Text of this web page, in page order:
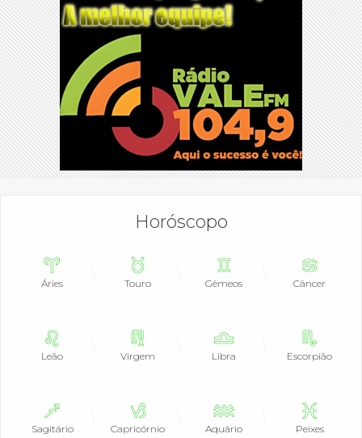
Horóscopo
Áries Touro Gêmeos Câncer
Leão Virgem Libra Escorpião
Sagitário Capricórnio Aquário Peixes